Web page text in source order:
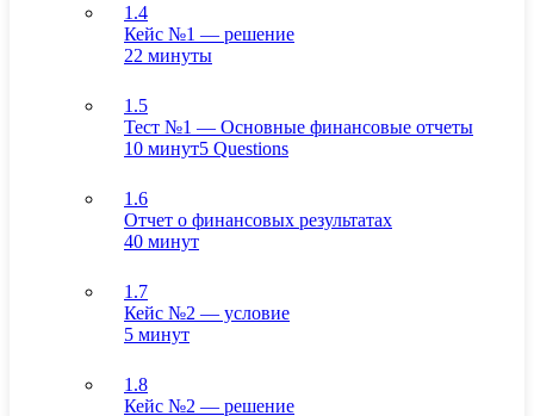
1.4
Кейс №1 — решение
22 минуты
1.5
Тест №1 — Основные финансовые отчеты
10 минут5 Questions
1.6
Отчет о финансовых результатах
40 минут
1.7
Кейс №2 — условие
5 минут
1.8
Кейс №2 — решение